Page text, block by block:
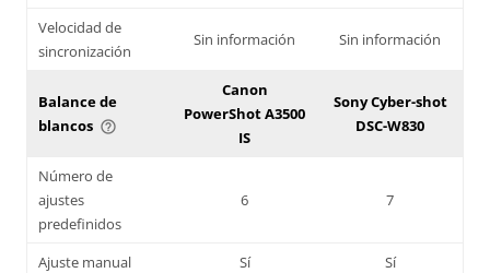
Velocidad de
sincronización
Sin información Sin información
Balance de
blancos help_outline
Canon
PowerShot A3500
IS
Sony Cyber-shot
DSC-W830
Número de
ajustes
predefinidos
6 7
Ajuste manual Sí Sí